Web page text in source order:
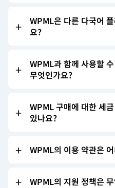
WPML은 다른 다국어
요?
WPML과 함께 사용할
무엇인가요?
WPML 구매에 대한 세
있나요?
WPML의 이용 약관은
WPML의 지원 정책은